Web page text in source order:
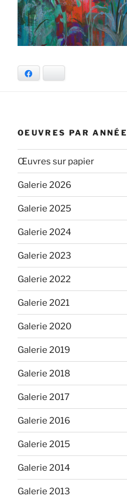
OEUVRES PAR ANNÉE
Œuvres sur papier
Galerie 2026
Galerie 2025
Galerie 2024
Galerie 2023
Galerie 2022
Galerie 2021
Galerie 2020
Galerie 2019
Galerie 2018
Galerie 2017
Galerie 2016
Galerie 2015
Galerie 2014
Galerie 2013